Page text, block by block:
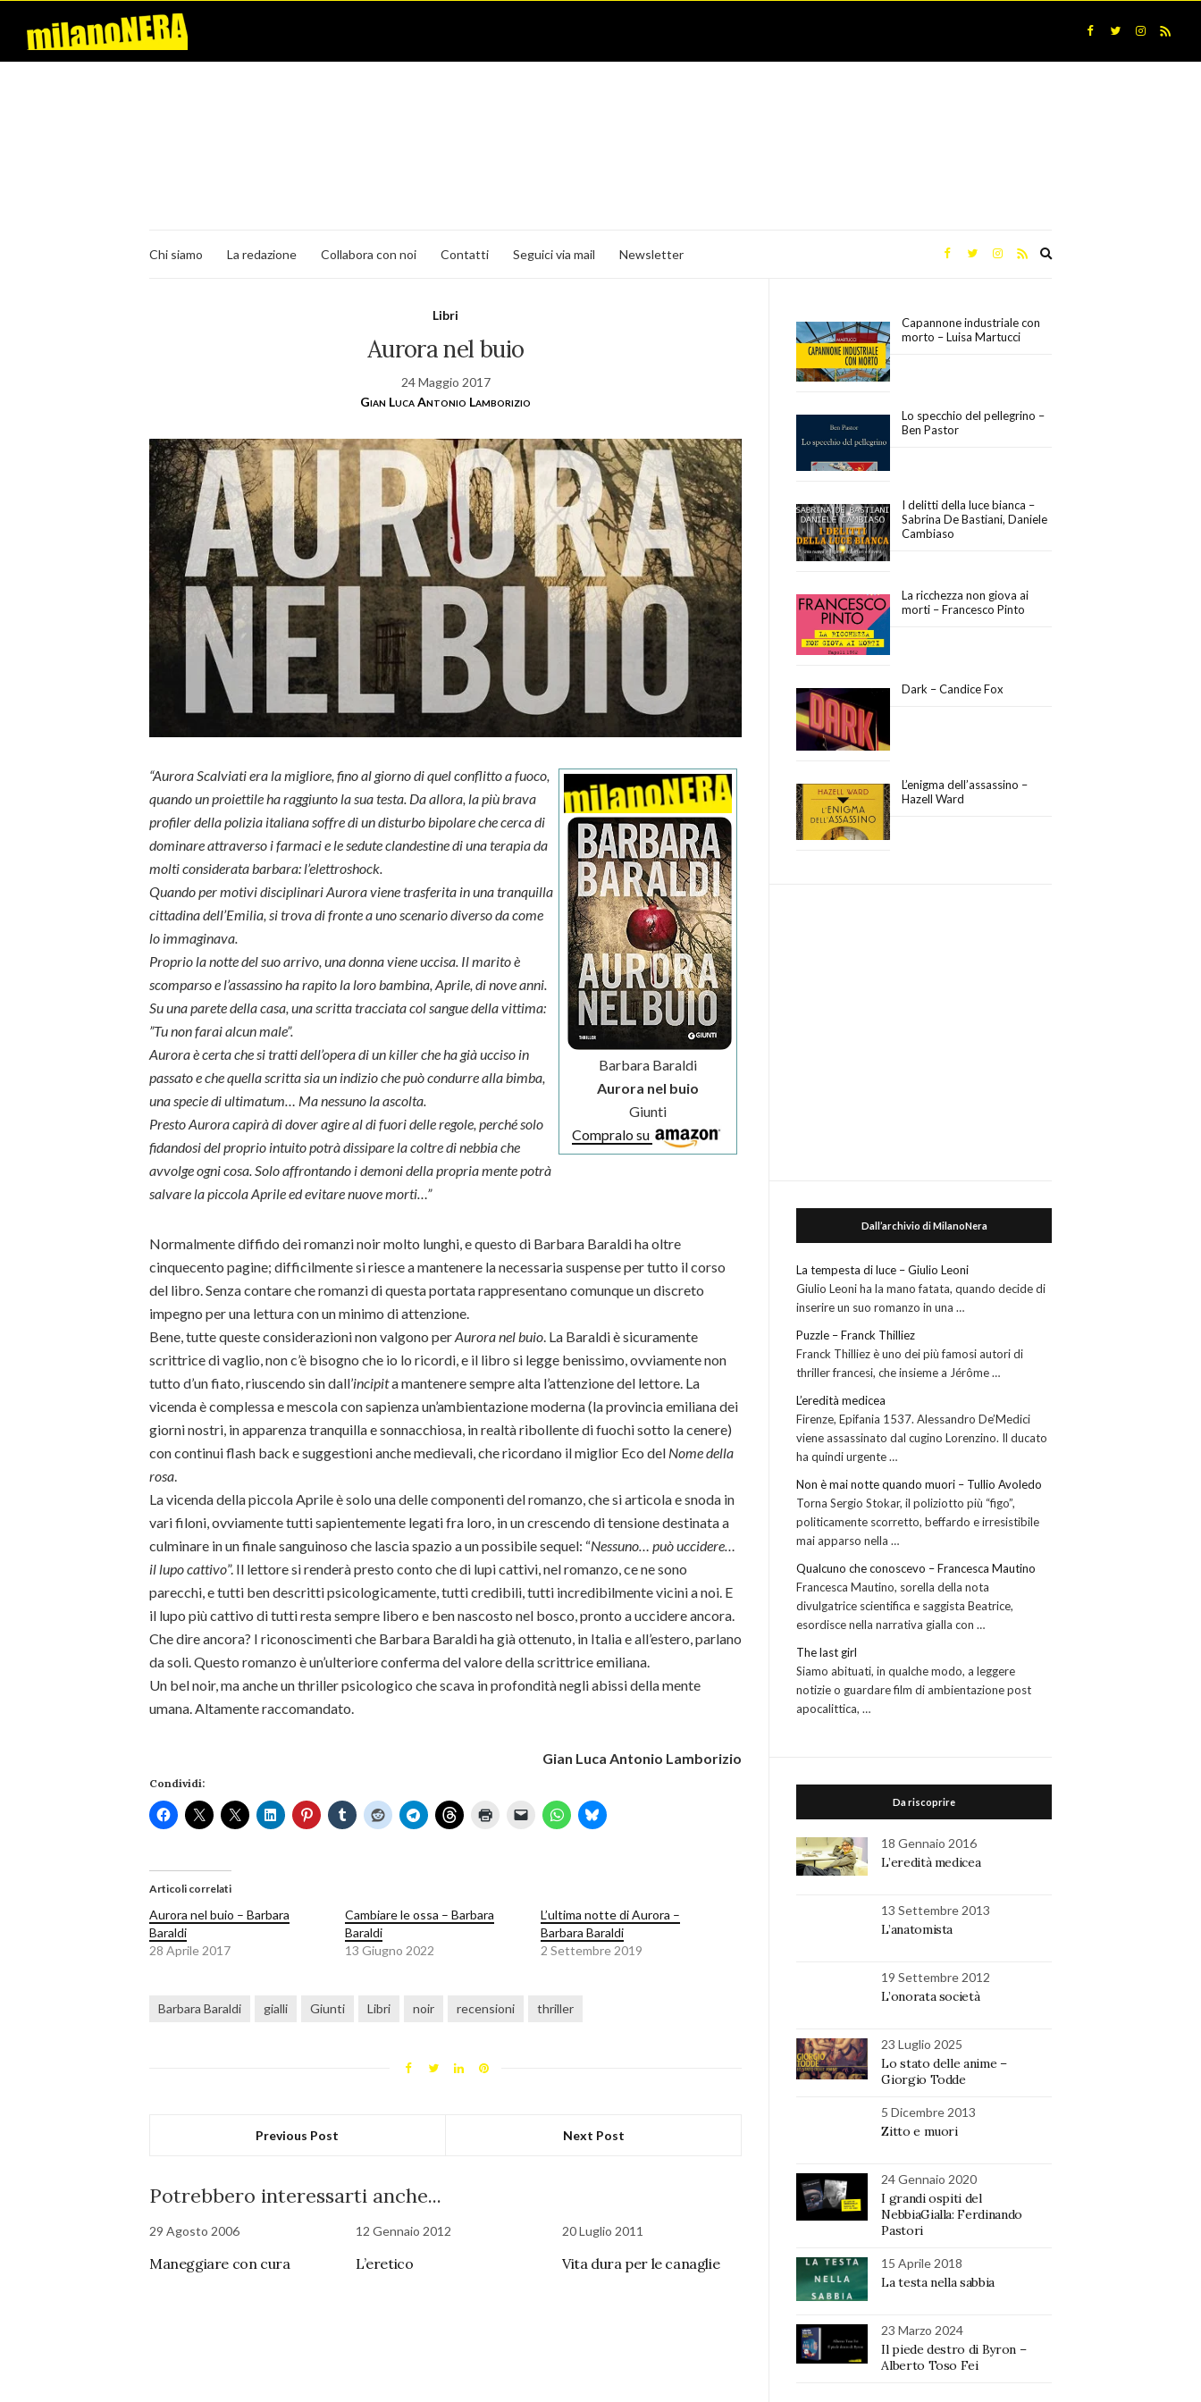
Chi siamo La redazione Collabora con noi Contatti Seguici via mail Newsletter
Libri
Aurora nel buio
24 Maggio 2017
Gian Luca Antonio Lamborizio
Barbara Baraldi
Aurora nel buio
Giunti
Compralo su
“Aurora Scalviati era la migliore, fino al giorno di quel conflitto a fuoco,
quando un proiettile ha raggiunto la sua testa. Da allora, la più brava
profiler della polizia italiana soffre di un disturbo bipolare che cerca di
dominare attraverso i farmaci e le sedute clandestine di una terapia da
molti considerata barbara: l’elettroshock.
Quando per motivi disciplinari Aurora viene trasferita in una tranquilla
cittadina dell’Emilia, si trova di fronte a uno scenario diverso da come
lo immaginava.
Proprio la notte del suo arrivo, una donna viene uccisa. Il marito è
scomparso e l’assassino ha rapito la loro bambina, Aprile, di nove anni.
Su una parete della casa, una scritta tracciata col sangue della vittima:
”Tu non farai alcun male”.
Aurora è certa che si tratti dell’opera di un killer che ha già ucciso in
passato e che quella scritta sia un indizio che può condurre alla bimba,
una specie di ultimatum… Ma nessuno la ascolta.
Presto Aurora capirà di dover agire al di fuori delle regole, perché solo
fidandosi del proprio intuito potrà dissipare la coltre di nebbia che
avvolge ogni cosa. Solo affrontando i demoni della propria mente potrà
salvare la piccola Aprile ed evitare nuove morti…”
Normalmente diffido dei romanzi noir molto lunghi, e questo di Barbara Baraldi ha oltre
cinquecento pagine; difficilmente si riesce a mantenere la necessaria suspense per tutto il corso
del libro. Senza contare che romanzi di questa portata rappresentano comunque un discreto
impegno per una lettura con un minimo di attenzione.
Bene, tutte queste considerazioni non valgono perAurora nel buio . La Baraldi è sicuramente
scrittrice di vaglio, non c’è bisogno che io lo ricordi, e il libro si legge benissimo, ovviamente non
tutto d’un fiato, riuscendo sin dall’incipita mantenere sempre alta l’attenzione del lettore. La
vicenda è complessa e mescola con sapienza un’ambientazione moderna (la provincia emiliana dei
giorni nostri, in apparenza tranquilla e sonnacchiosa, in realtà ribollente di fuochi sotto la cenere)
con continui flash back e suggestioni anche medievali, che ricordano il miglior Eco del Nome della
rosa
La vicenda della piccola Aprile è solo una delle componenti del romanzo, che si articola e snoda in
vari filoni, ovviamente tutti sapientemente legati fra loro, in un crescendo di tensione destinata a
culminare in un finale sanguinoso che lascia spazio a un possibile sequel: “Nessuno… può uccidere…
il lupo cattivo”. Il lettore si renderà presto conto che di lupi cattivi, nel romanzo, ce ne sono
parecchi, e tutti ben descritti psicologicamente, tutti credibili, tutti incredibilmente vicini a noi. E
il lupo più cattivo di tutti resta sempre libero e ben nascosto nel bosco, pronto a uccidere ancora.
Che dire ancora? I riconoscimenti che Barbara Baraldi ha già ottenuto, in Italia e all’estero, parlano
da soli. Questo romanzo è un’ulteriore conferma del valore della scrittrice emiliana.
Un bel noir, ma anche un thriller psicologico che scava in profondità negli abissi della mente
umana. Altamente raccomandato.
Gian Luca Antonio Lamborizio
Condividi:
Articoli correlati
Aurora nel buio – Barbara
Baraldi
28 Aprile 2017
Cambiare le ossa – Barbara
Baraldi
13 Giugno 2022
L’ultima notte di Aurora –
Barbara Baraldi
2 Settembre 2019
Barbara Baraldi gialli Giunti Libri noir recensioni thriller
Previous Post Next Post
Potrebbero interessarti anche...
29 Agosto 2006
Maneggiare con cura
12 Gennaio 2012
L’eretico
20 Luglio 2011
Vita dura per le canaglie
Capannone industriale con
morto – Luisa Martucci
Lo specchio del pellegrino –
Ben Pastor
I delitti della luce bianca –
Sabrina De Bastiani, Daniele
Cambiaso
La ricchezza non giova ai
morti – Francesco Pinto
Dark – Candice Fox
L’enigma dell’assassino –
Hazell Ward
Dall’archivio di MilanoNera
La tempesta di luce – Giulio Leoni
Giulio Leoni ha la mano fatata, quando decide di
inserire un suo romanzo in una …
Puzzle – Franck Thilliez
Franck Thilliez è uno dei più famosi autori di
thriller francesi, che insieme a Jérôme …
L’eredità medicea
Firenze, Epifania 1537. Alessandro De’Medici
viene assassinato dal cugino Lorenzino. Il ducato
ha quindi urgente …
Non è mai notte quando muori – Tullio Avoledo
Torna Sergio Stokar, il poliziotto più “figo”,
politicamente scorretto, beffardo e irresistibile
mai apparso nella …
Qualcuno che conoscevo – Francesca Mautino
Francesca Mautino, sorella della nota
divulgatrice scientifica e saggista Beatrice,
esordisce nella narrativa gialla con …
The last girl
Siamo abituati, in qualche modo, a leggere
notizie o guardare film di ambientazione post
apocalittica, …
Da riscoprire
18 Gennaio 2016
L’eredità medicea
13 Settembre 2013
L’anatomista
19 Settembre 2012
L’onorata società
23 Luglio 2025
Lo stato delle anime –
Giorgio Todde
5 Dicembre 2013
Zitto e muori
24 Gennaio 2020
I grandi ospiti del
NebbiaGialla: Ferdinando
Pastori
15 Aprile 2018
La testa nella sabbia
23 Marzo 2024
Il piede destro di Byron –
Alberto Toso Fei